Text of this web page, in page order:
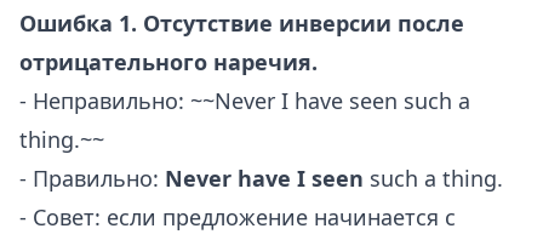
Ошибка 1. Отсутствие инверсии после
отрицательного наречия.
- Неправильно: ~~Never I have seen such a
thing.~~
- Правильно: Never have I seen such a thing.
- Совет: если предложение начинается с